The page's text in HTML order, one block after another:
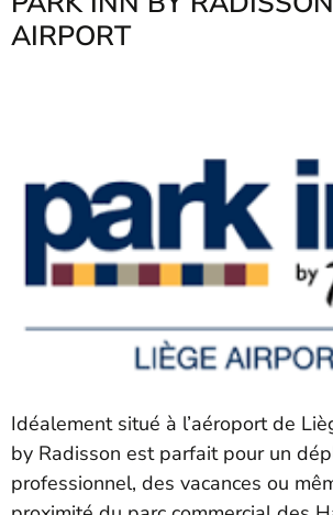
AIRPORT
Idéalement situé à l’aéroport de
by Radisson est parfait pour un
professionnel, des vacances ou